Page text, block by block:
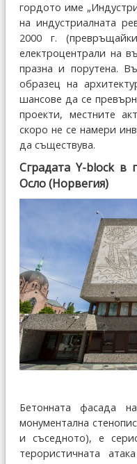
гордото име
на индустриалната
2000 г.
електроцентрали на
празна и порутена.
образец на
шансове да се
проекти, местните
скоро не се намери
да съществува.
Сградата Y-block в
Осло (Норвегия)
Бетонната фасада
монументална
и съседното), е
терористичната